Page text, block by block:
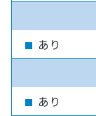
あり
あり